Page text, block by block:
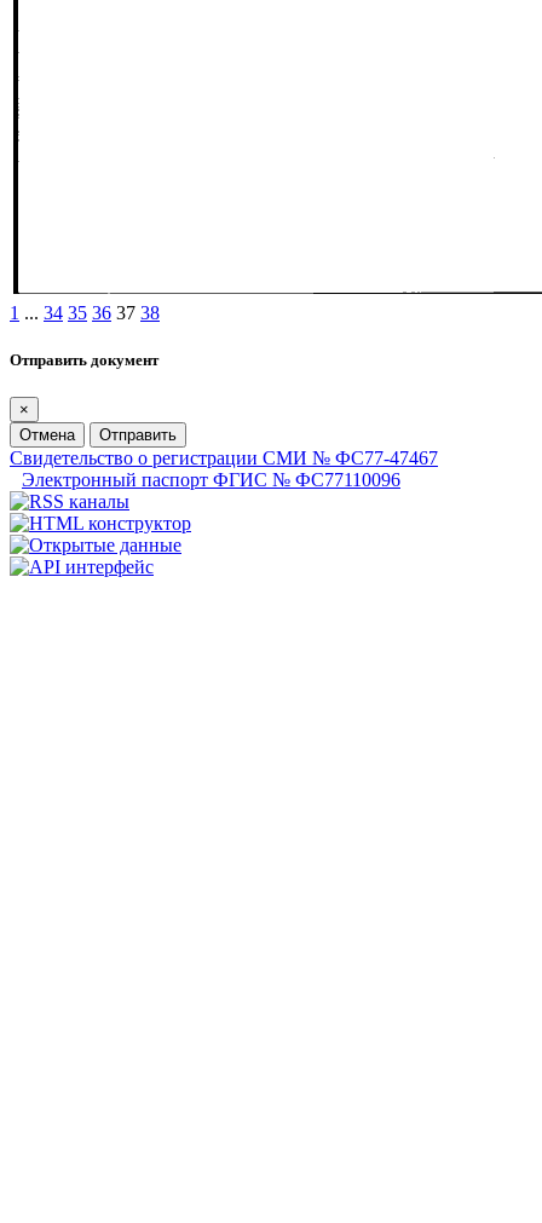
1 ... 34 35 36 37 38
Отправить документ
×
Отмена
Отправить
Свидетельство о регистрации СМИ № ФС77-47467
Электронный паспорт ФГИС № ФС77110096